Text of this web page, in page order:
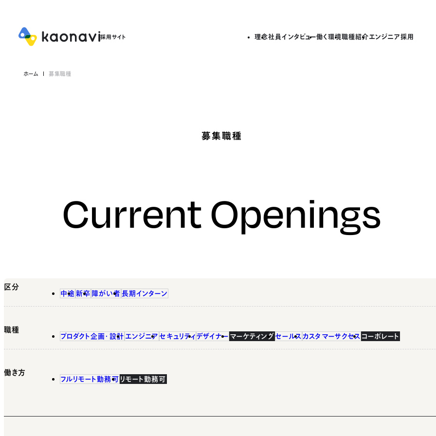
理念社員インタビュー働く環境職種紹介エンジニア採用
ホーム 募集職種
募集職種
Current Openings
区分
中途 新卒 障がい者 長期インターン
職種
プロダクト企画・設計 エンジニア セキュリティ デザイナー マーケティング セールス カスタマーサクセス コーポレート
働き方
フルリモート勤務可 リモート勤務可